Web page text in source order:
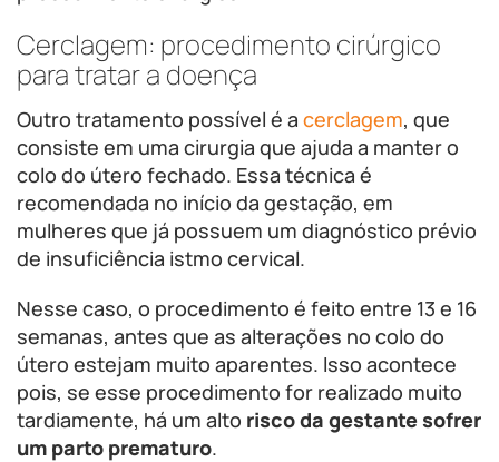
Cerclagem: procedimento cirúrgico
para tratar a doença
Outro tratamento possível é a cerclagem, que
consiste em uma cirurgia que ajuda a manter o
colo do útero fechado. Essa técnica é
recomendada no início da gestação, em
mulheres que já possuem um diagnóstico prévio
de insuficiência istmo cervical.
Nesse caso, o procedimento é feito entre 13 e 16
semanas, antes que as alterações no colo do
útero estejam muito aparentes. Isso acontece
pois, se esse procedimento for realizado muito
tardiamente, há um alto risco da gestante sofrer
um parto prematuro.